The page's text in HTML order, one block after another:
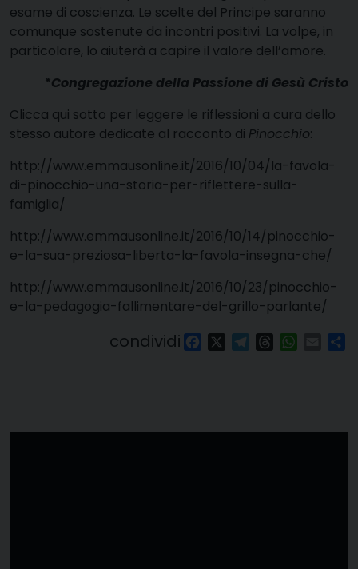
esame di coscienza. Le scelte del Principe saranno
comunque sostenute da incontri positivi. La volpe, in
particolare, lo aiuterà a capire il valore dell’amore.
*Congregazione della Passione di Gesù Cristo
Clicca qui sotto per leggere le riflessioni a cura dello
stesso autore dedicate al racconto di Pinocchio:
http://www.emmausonline.it/2016/10/04/la-favola-
di-pinocchio-una-storia-per-riflettere-sulla-
famiglia/
http://www.emmausonline.it/2016/10/14/pinocchio-
e-la-sua-preziosa-liberta-la-favola-insegna-che/
http://www.emmausonline.it/2016/10/23/pinocchio-
e-la-pedagogia-fallimentare-del-grillo-parlante/
condividi FacebookTelegram
Threads Email